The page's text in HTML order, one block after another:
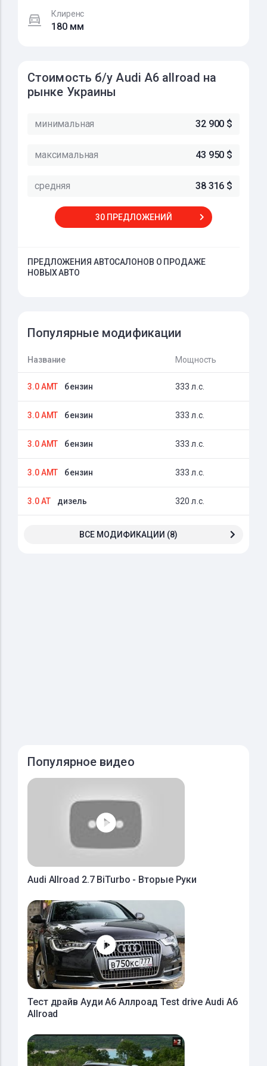
Клиренс
180 мм
Стоимость б/у Audi A6 allroad на
рынке Украины
минимальная 32 900 $
максимальная 43 950 $
средняя 38 316 $
30 ПРЕДЛОЖЕНИЙ
ПРЕДЛОЖЕНИЯ АВТОСАЛОНОВ О ПРОДАЖЕ
НОВЫХ АВТО
Популярные модификации
Название Мощность
3.0 AMT бензин 333 л.с.
3.0 AMT бензин 333 л.с.
3.0 AMT бензин 333 л.с.
3.0 AMT бензин 333 л.с.
3.0 AT дизель 320 л.с.
ВСЕ МОДИФИКАЦИИ (8)
Популярное видео
Audi Allroad 2.7 BiTurbo - Вторые Руки
Тест драйв Ауди А6 Аллроад Test drive Audi A6
Allroad